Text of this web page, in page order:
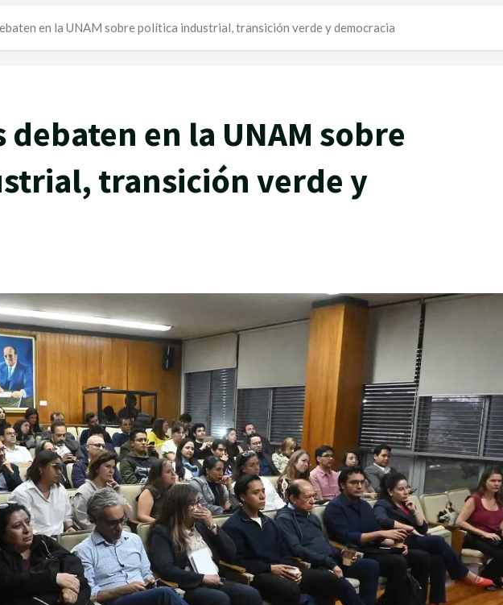
en la UNAM sobre política industrial, transición verde y democracia
debaten en la UNAM sobre
transición verde y